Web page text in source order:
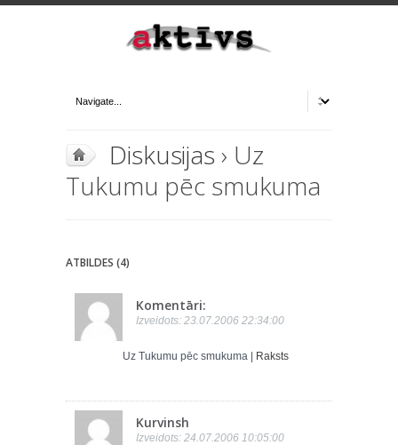
Diskusijas › Uz
Tukumu pēc smukuma
ATBILDES (4)
Komentāri:
Izveidots: 23.07.2006 22:34:00
Uz Tukumu pēc smukuma | Raksts
Kurvinsh
Izveidots: 24.07.2006 10:05:00